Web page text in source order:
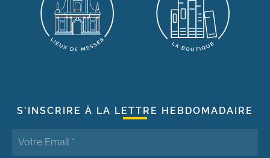
S'INSCRIRE À LA LETTRE HEBDOMADAIRE